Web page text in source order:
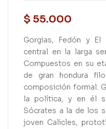
$ 55.000
Gorgias, Fedón y El
central en la larga
Compuestos en su
de gran hondura
composición formal.
la política, y en él
Sócrates a la de los
joven Calicles,